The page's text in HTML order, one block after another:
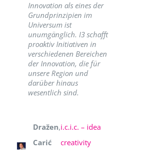
Innovation als eines der
Grundprinzipien im
Universum ist
unumgänglich. I3 schafft
proaktiv Initiativen in
verschiedenen Bereichen
der Innovation, die für
unsere Region und
darüber hinaus
wesentlich sind.
Dražen
Carić
,i.c.i.c. – idea
creativity